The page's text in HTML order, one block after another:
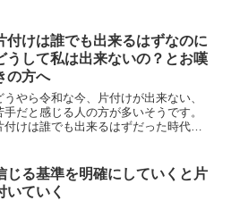
ぎるとか。焦っているとか慎重になり
ぎているとか。ん？何か...
付けは誰でも出来るはずなのに
うして私は出来ないの？とお嘆
の方へ
うやら令和な今、片付けが出来ない、
手だと感じる人の方が多いそうです。
付けは誰でも出来るはずだった時代は
7割らしいです。片付けが苦手な人の方
多いんだという事を...
じる基準を明確にしていくと片
いていく